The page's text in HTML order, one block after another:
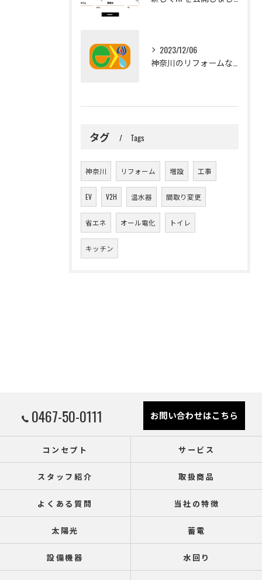
2023/12/06
タグ Tags
神奈川 リフォーム 増設 工事
EV V2H 温水器 間取り変更
省エネ オール電化 トイレ
キッチン
0467-50-0111 お問い合わせはこちら
コンセプト サービス
スタッフ紹介 取扱商品
よくある質問 当社の特徴
太陽光 蓄電
設備機器 水回り